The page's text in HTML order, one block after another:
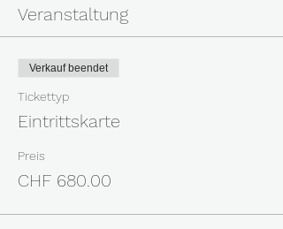
Veranstaltung
Verkauf beendet
Tickettyp
Eintrittskarte
Preis
CHF 680.00